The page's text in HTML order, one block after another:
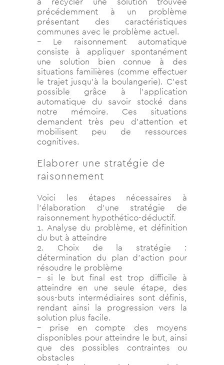
précédemment à un problème
présentant des caractéristiques
communes avec le problème actuel.
– Le raisonnement automatique
consiste à appliquer spontanément
une solution bien connue à des
situations familières (comme effectuer
le trajet jusqu’à la boulangerie). C’est
possible grâce à l’application
automatique du savoir stocké dans
notre mémoire. Ces situations
demandent très peu d’attention et
mobilisent peu de ressources
cognitives.
Elaborer une stratégie de
raisonnement
Voici les étapes nécessaires à
l’élaboration d’une stratégie de
raisonnement hypothético-déductif.
1. Analyse du problème, et définition
du but à atteindre
2. Choix de la stratégie :
détermination du plan d’action pour
résoudre le problème
– si le but final est trop difficile à
atteindre en une seule étape, des
sous-buts intermédiaires sont définis,
rendant ainsi la progression vers la
solution plus facile.
– prise en compte des moyens
disponibles pour atteindre le but, ainsi
que des possibles contraintes ou
obstacles